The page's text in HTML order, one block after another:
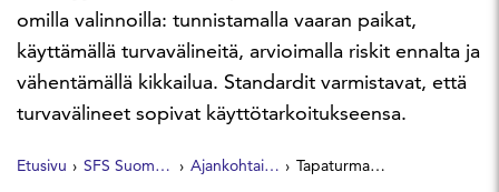
omilla valinnoilla: tunnistamalla vaaran paikat,
käyttämällä turvavälineitä, arvioimalla riskit ennalta ja
vähentämällä kikkailua. Standardit varmistavat, että
turvavälineet sopivat käyttötarkoitukseensa.
Etusivu SFS Suomen Standardit Ajankohtaista Tapaturmat on päivän teema